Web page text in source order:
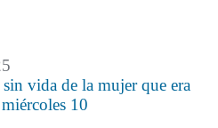
vida de la mujer que era
miércoles 10